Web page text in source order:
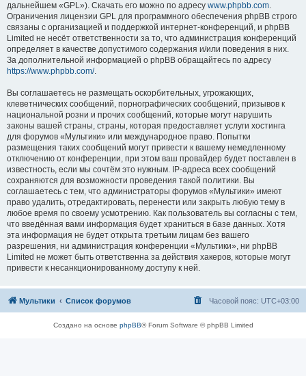
дальнейшем «GPL»). Скачать его можно по адресу www.phpbb.com.
Ограничения лицензии GPL для программного обеспечения phpBB строго
связаны с организацией и поддержкой интернет-конференций, и phpBB
Limited не несёт ответственности за то, что администрация конференций
определяет в качестве допустимого содержания и/или поведения в них.
За дополнительной информацией о phpBB обращайтесь по адресу
https://www.phpbb.com/.
Вы соглашаетесь не размещать оскорбительных, угрожающих,
клеветнических сообщений, порнографических сообщений, призывов к
национальной розни и прочих сообщений, которые могут нарушить
законы вашей страны, страны, которая предоставляет услуги хостинга
для форумов «Мультики» или международное право. Попытки
размещения таких сообщений могут привести к вашему немедленному
отключению от конференции, при этом ваш провайдер будет поставлен в
известность, если мы сочтём это нужным. IP-адреса всех сообщений
сохраняются для возможности проведения такой политики. Вы
соглашаетесь с тем, что администраторы форумов «Мультики» имеют
право удалить, отредактировать, перенести или закрыть любую тему в
любое время по своему усмотрению. Как пользователь вы согласны с тем,
что введённая вами информация будет храниться в базе данных. Хотя
эта информация не будет открыта третьим лицам без вашего
разрешения, ни администрация конференции «Мультики», ни phpBB
Limited не может быть ответственна за действия хакеров, которые могут
привести к несанкционированному доступу к ней.
Мультики Список форумов Часовой пояс: UTC+03:00
Создано на основе phpBB® Forum Software © phpBB Limited